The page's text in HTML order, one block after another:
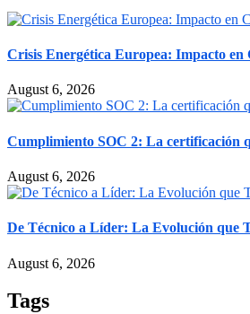
Crisis Energética Europea: Impacto en
August 6, 2026
Cumplimiento SOC 2: La certificación
August 6, 2026
De Técnico a Líder: La Evolución que
August 6, 2026
Tags